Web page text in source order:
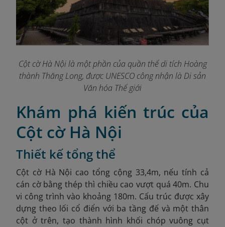
Cột cờ Hà Nội là một phần của quần thể di tích Hoàng
thành Thăng Long, được UNESCO công nhận là Di sản
Văn hóa Thế giới
Khám phá kiến trúc của
Cột cờ Hà Nội
Thiết kế tổng thể
Cột cờ Hà Nội cao tổng cộng 33,4m, nếu tính cả
cán cờ bằng thép thì chiều cao vượt quá 40m. Chu
vi công trình vào khoảng 180m. Cấu trúc được xây
dựng theo lối cổ điển với ba tầng đế và một thân
cột ở trên, tạo thành hình khối chóp vuông cụt